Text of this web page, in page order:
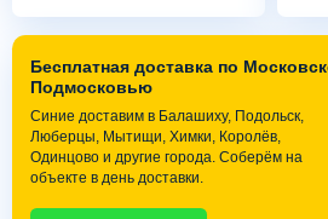
Бесплатная доставка по
Подмосковью
Синие доставим в Балашиху, Подольск,
Люберцы, Мытищи, Химки, Королёв,
Одинцово и другие города. Соберём на
объекте в день доставки.